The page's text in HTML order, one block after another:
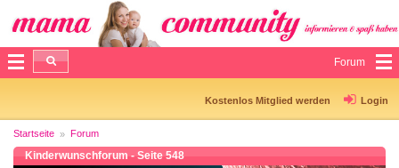
Forum
Kostenlos Mitglied werden Login
Startseite Forum
Kinderwunschforum - Seite 548